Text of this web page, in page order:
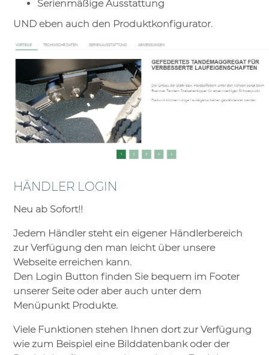
Serienmäßige Ausstattung
UND eben auch den Produktkonfigurator.
HÄNDLER LOGIN
Neu ab Sofort!!
Jedem Händler steht ein eigener Händlerbereich
zur Verfügung den man leicht über unsere
Webseite erreichen kann.
Den Login Button finden Sie bequem im Footer
unserer Seite oder aber auch unter dem
Menüpunkt Produkte.
Viele Funktionen stehen Ihnen dort zur Verfügung
wie zum Beispiel eine Bilddatenbank oder der